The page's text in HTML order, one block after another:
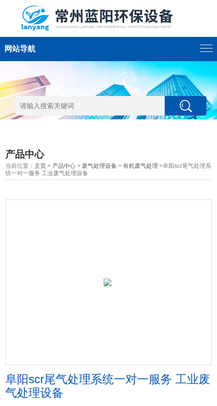
网站导航
产品中心
当前位置： 主页 > 产品中心 > 废气处理设备 >有机废气处理 >阜阳scr尾气处理系
统一对一服务 工业废气处理设备
阜阳scr尾气处理系统一对一服务 工业废
气处理设备